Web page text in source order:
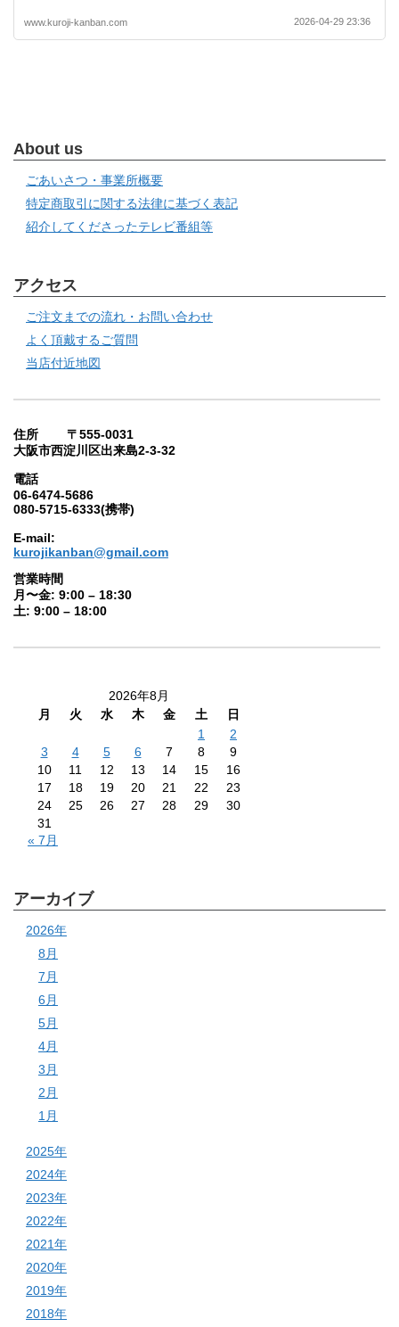
www.kuroji-kanban.com 2026-04-29 23:36
About us
ごあいさつ・事業所概要
特定商取引に関する法律に基づく表記
紹介してくださったテレビ番組等
アクセス
ご注文までの流れ・お問い合わせ
よく頂戴するご質問
当店付近地図
住所 〒555-0031
大阪市西淀川区出来島2-3-32
電話
06-6474-5686
080-5715-6333(携帯)
E-mail:
kurojikanban@gmail.com
営業時間
月〜金: 9:00 – 18:30
土: 9:00 – 18:00
2026年8月
月
火 水 木 金 土
日
1
2
3
4 5 6 7 8
9
10
11 12 13 14 15
16
17
18 19 20 21 22
23
24
25 26 27 28 29
30
31
« 7月
アーカイブ
2026年
8月
7月
6月
5月
4月
3月
2月
1月
2025年
2024年
2023年
2022年
2021年
2020年
2019年
2018年